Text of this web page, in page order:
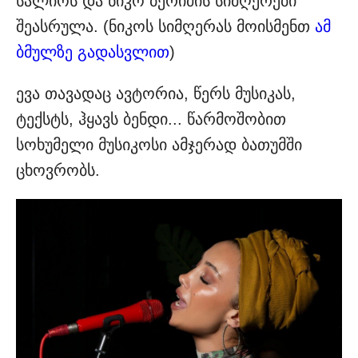
შეასრულა. (ნიკოს სიმღერას მოისმენთ ამ
ბმულზე გადასვლით)
ევა თავადაც ავტორია, წერს მუსიკას,
ტექსტს, ჰყავს ბენდი... წარმოშობით
სოხუმელი მუსიკოსი ამჯერად ბათუმში
ცხოვრობს.